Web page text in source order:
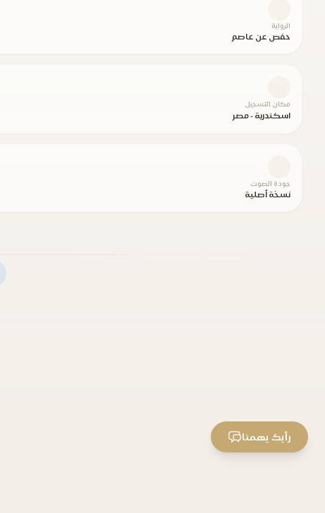
الرواية
حفص عن عاصم
مكان التسجيل
اسكندرية - مصر
جودة الصوت
نسخة أصلية
رأيك يهمنا